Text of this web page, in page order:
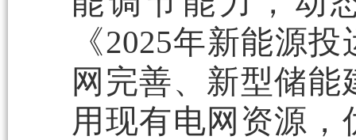
《2025年新能源
网完善、新型储
用现有电网资源